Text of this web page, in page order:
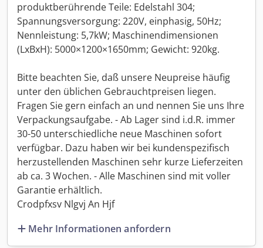
produktberührende Teile: Edelstahl 304;
Spannungsversorgung: 220V, einphasig, 50Hz;
Nennleistung: 5,7kW; Maschinendimensionen
(LxBxH): 5000×1200×1650mm; Gewicht: 920kg.
Bitte beachten Sie, daß unsere Neupreise häufig
unter den üblichen Gebrauchtpreisen liegen.
Fragen Sie gern einfach an und nennen Sie uns Ihre
Verpackungsaufgabe. - Ab Lager sind i.d.R. immer
30-50 unterschiedliche neue Maschinen sofort
verfügbar. Dazu haben wir bei kundenspezifisch
herzustellenden Maschinen sehr kurze Lieferzeiten
ab ca. 3 Wochen. - Alle Maschinen sind mit voller
Garantie erhältlich.
Crodpfxsv Nlgvj An Hjf
Mehr Informationen anfordern